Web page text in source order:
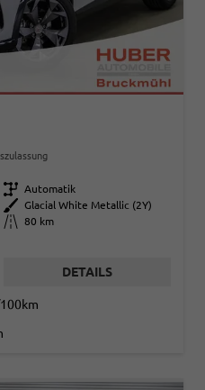
Getriebe Automatik
Außenfarbe
Glacial White Metallic (2Y)
Kilometerstand
80 km
DETAILS